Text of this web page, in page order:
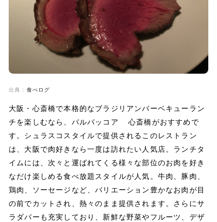
出典： 食べログ
大阪・心斎橋で本格的なブラジリアンバーベキューラン
チを楽しむなら、バルバッコア 心斎橋がおすすめで
す。シュラスコスタイルで提供されるこのレストラン
は、大阪で肉好きなら一度は訪れたい人気店。ランチタ
イムには、次々と運ばれてくる様々な部位のお肉を好き
なだけ楽しめる食べ放題スタイルが人気。牛肉、豚肉、
鶏肉、ソーセージなど、バリエーション豊かなお肉が目
の前でカットされ、熱々のまま提供されます。さらにサ
ラダバーも充実しており、新鮮な野菜やフルーツ、デザ